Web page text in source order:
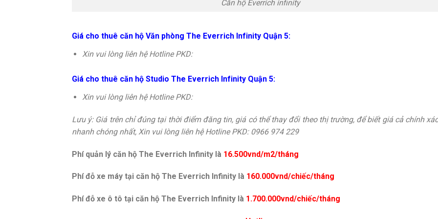
Căn hộ Everrich infinity
Giá cho thuê căn hộ Văn phòng The Everrich Infinity Quận 5:
Xin vui lòng liên hệ Hotline PKD:
Giá cho thuê căn hộ Studio The Everrich Infinity Quận 5:
Xin vui lòng liên hệ Hotline PKD:
Lưu ý: Giá trên chỉ đúng tại thời điểm đăng tin, giá có thể thay đổi theo thị trường, để biết giá cả chính
nhanh chóng nhất, Xin vui lòng liên hệ Hotline PKD: 0966 974 229
Phí quản lý căn hộ The Everrich Infinity là 16.500vnd/m2/tháng
Phí đỗ xe máy tại căn hộ The Everrich Infinity là 160.000vnd/chiếc/tháng
Phí đỗ xe ô tô tại căn hộ The Everrich Infinity là 1.700.000vnd/chiếc/tháng